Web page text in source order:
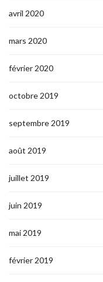
avril 2020
mars 2020
février 2020
octobre 2019
septembre 2019
août 2019
juillet 2019
juin 2019
mai 2019
février 2019